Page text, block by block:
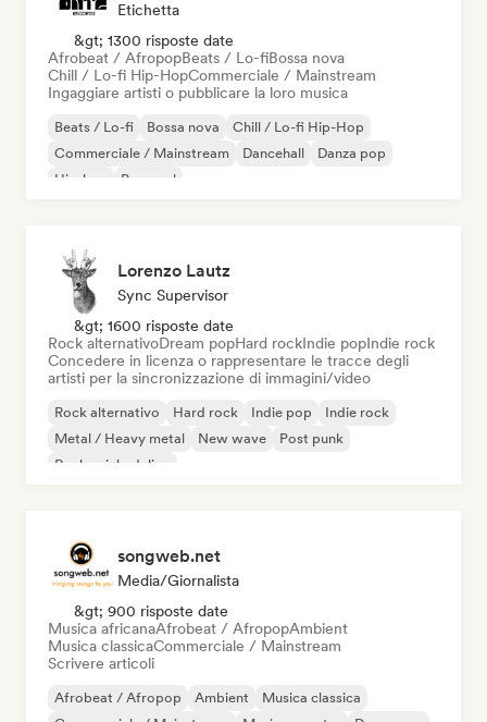
Etichetta
&gt; 1300 risposte date
Afrobeat / AfropopBeats / Lo-fiBossa nova
Chill / Lo-fi Hip-HopCommerciale / Mainstream
Ingaggiare artisti o pubblicare la loro musica
Beats / Lo-fi Bossa nova
Chill / Lo-fi Hip-Hop
Commerciale / Mainstream
Dancehall
Danza pop
Hip-hop
Pop soul
Lorenzo Lautz
Sync Supervisor
&gt; 1600 risposte date
Rock alternativoDream popHard rockIndie popIndie rock
Concedere in licenza o rappresentare le tracce degli
artisti per la sincronizzazione di immagini/video
Rock alternativo Hard rock Indie pop
Indie rock
Metal / Heavy metal
New wave
Post punk
Rock psichedelico
songweb.net
Media/Giornalista
&gt; 900 risposte date
Musica africanaAfrobeat / AfropopAmbient
Musica classicaCommerciale / Mainstream
Scrivere articoli
Afrobeat / Afropop Ambient
Musica classica